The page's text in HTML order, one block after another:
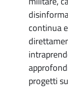
continua
progetti